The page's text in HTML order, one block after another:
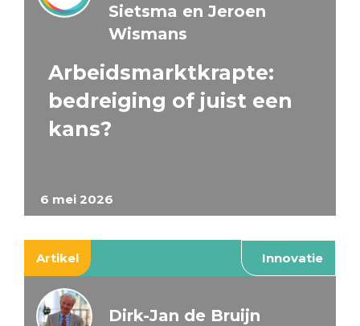
6 mei 2026
Sietsma en Jeroen
Wismans
Arbeidsmarktkrapte:
bedreiging of juist een
kans?
Artikel Innovatie
Dirk-Jan de Bruijn